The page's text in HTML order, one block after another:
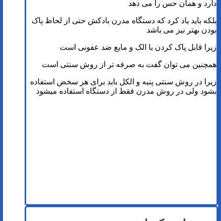
دارد و همان حس را می دهد
بلکه باید یاد کرد که دستگاه مدرن بادکش حتی از لحاظ پاک
بودن بهتر نیز می باشد
زیرا قابل پاک کردن با الک و مایع ضد عفونی است
همچنین می توان گفت به صرفه تر از روش سنتی است
زیرا در روش سنتی پنبه و الکل باید برای هر سخض استفاده
بشود ولی در روش مدرن فقط از دستگاه استفاده میشود